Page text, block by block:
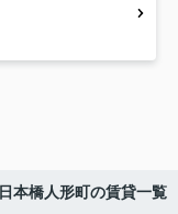
日本橋人形町の賃貸一覧